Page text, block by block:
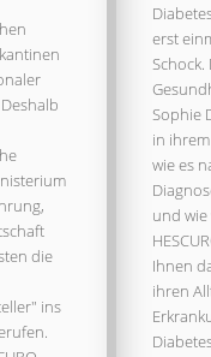
die
ins
erst
Sophie
in
wie es
und
Ihnen
ihren